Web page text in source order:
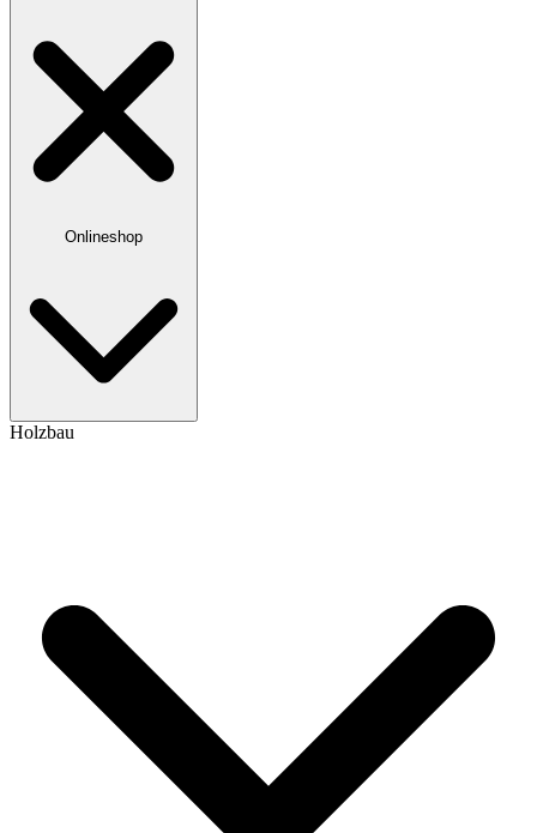
Onlineshop
Holzbau